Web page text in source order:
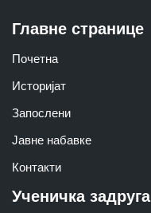
Главне странице
Почетна
Историјат
Запослени
Јавне набавке
Контакти
Ученичка задруга